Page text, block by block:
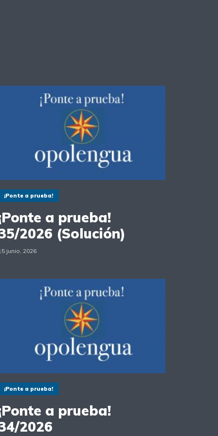
¡Ponte a prueba!
a prueba!
2026 (Solución)
junio, 2026
¡Ponte a prueba!
a prueba!
2026